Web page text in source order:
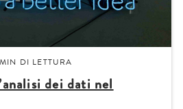
DI LETTURA
dei dati nel